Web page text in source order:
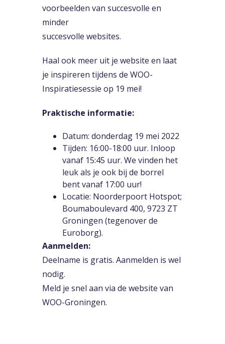
voorbeelden van succesvolle en
minder
succesvolle websites.
Haal ook meer uit je website en laat
je inspireren tijdens de WOO-
Inspiratiesessie op 19 mei!
Praktische informatie:
Datum: donderdag 19 mei 2022
Tijden: 16:00-18:00 uur. Inloop
vanaf 15:45 uur. We vinden het
leuk als je ook bij de borrel
bent vanaf 17:00 uur!
Locatie: Noorderpoort Hotspot;
Boumaboulevard 400, 9723 ZT
Groningen (tegenover de
Euroborg).
Aanmelden:
Deelname is gratis. Aanmelden is wel
nodig.
Meld je snel aan via de website van
WOO-Groningen.